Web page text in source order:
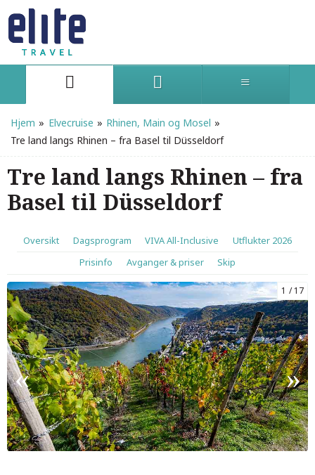
Hjem » Elvecruise » Rhinen, Main og Mosel »
Tre land langs Rhinen – fra Basel til Düsseldorf
Tre land langs Rhinen – fra
Basel til Düsseldorf
Oversikt Dagsprogram VIVA All-Inclusive
Utflukter 2026
Prisinfo
Avganger & priser Skip
1 17